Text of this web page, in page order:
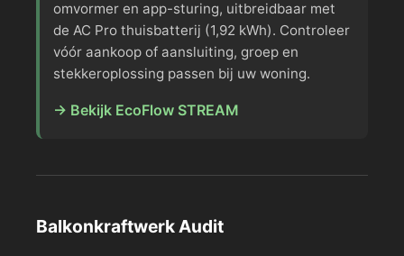
omvormer en app-sturing, uitbreidbaar met
de AC Pro thuisbatterij (1,92 kWh). Controleer
vóór aankoop of aansluiting, groep en
stekkeroplossing passen bij uw woning.
→ Bekijk EcoFlow STREAM
Balkonkraftwerk Audit